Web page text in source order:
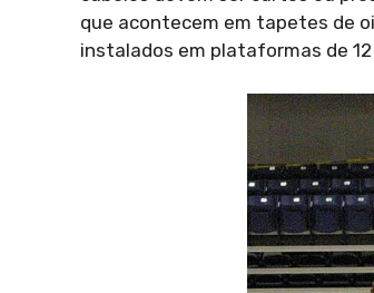
que acontecem em tapetes de
instalados em plataformas de